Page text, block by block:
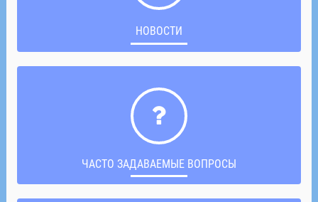
НОВОСТИ
ЧАСТО ЗАДАВАЕМЫЕ ВОПРОСЫ